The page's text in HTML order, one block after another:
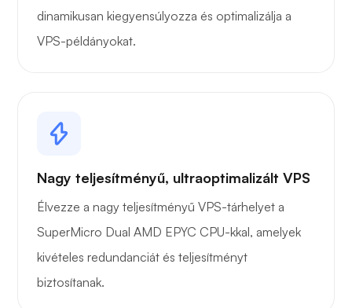
dinamikusan kiegyensúlyozza és optimalizálja a
VPS-példányokat.
Nagy teljesítményű, ultraoptimalizált VPS
Élvezze a nagy teljesítményű VPS-tárhelyet a
SuperMicro Dual AMD EPYC CPU-kkal, amelyek
kivételes redundanciát és teljesítményt
biztosítanak.